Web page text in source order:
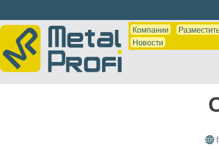
Компании
Новости